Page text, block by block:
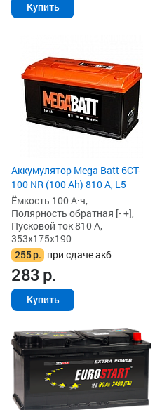
Купить
Аккумулятор Mega Batt 6CT-
100 NR (100 Ah) 810 А, L5
Ёмкость 100 А·ч,
Полярность обратная [- +],
Пусковой ток 810 А,
353x175x190
255р. при сдаче акб
283р.
Купить